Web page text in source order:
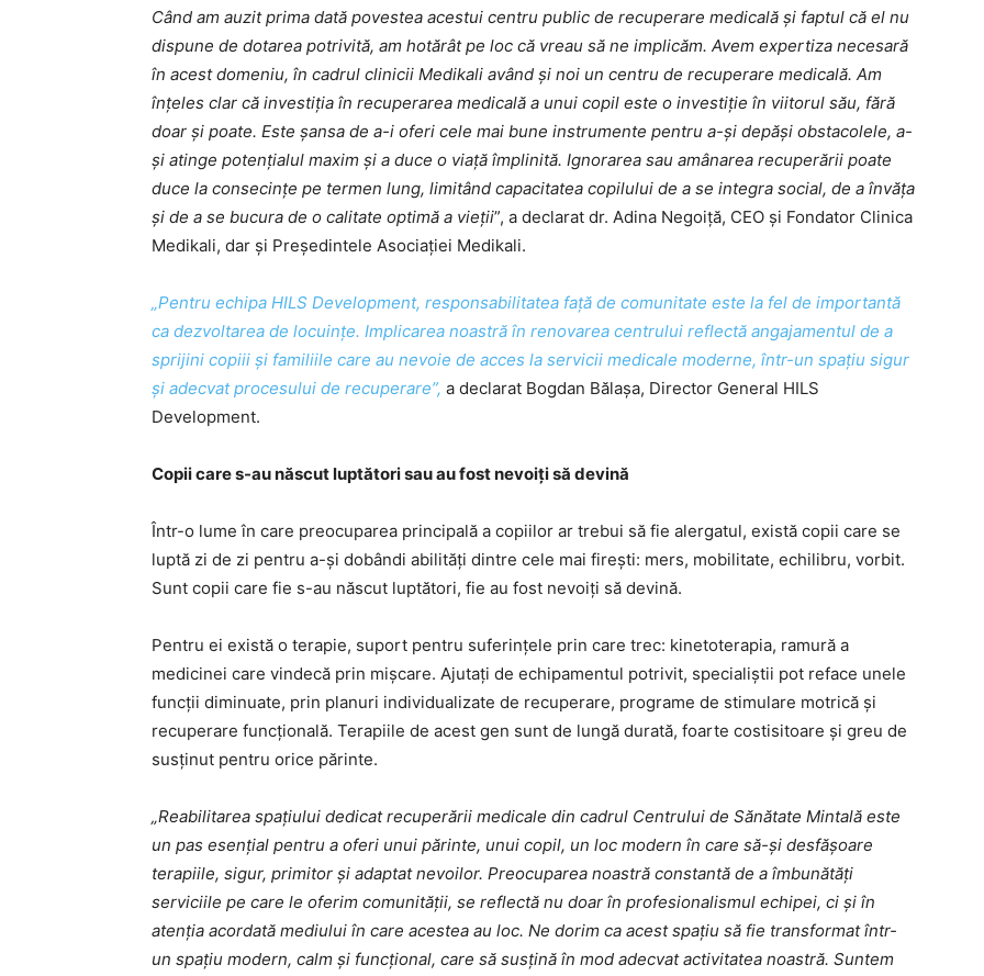
Când am auzit prima dată povestea acestui centru public de recuperare medicală și faptul că el nu
dispune de dotarea potrivită, am hotărât pe loc că vreau să ne implicăm. Avem expertiza necesară
în acest domeniu, în cadrul clinicii Medikali având și noi un centru de recuperare medicală. Am
înțeles clar că investiția în recuperarea medicală a unui copil este o investiție în viitorul său, fără
doar și poate. Este șansa de a-i oferi cele mai bune instrumente pentru a-și depăși obstacolele, a-
și atinge potențialul maxim și a duce o viață împlinită. Ignorarea sau amânarea recuperării poate
duce la consecințe pe termen lung, limitând capacitatea copilului de a se integra social, de a învăța
și de a se bucura de o calitate optimă a vieții”, a declarat dr. Adina Negoiță, CEO și Fondator Clinica
Medikali, dar și Președintele Asociației Medikali.
„Pentru echipa HILS Development, responsabilitatea față de comunitate este la fel de importantă
ca dezvoltarea de locuințe. Implicarea noastră în renovarea centrului reflectă angajamentul de a
sprijini copiii și familiile care au nevoie de acces la servicii medicale moderne, într-un spațiu sigur
și adecvat procesului de recuperare”, a declarat Bogdan Bălașa, Director General HILS
Development.
Copii care s-au născut luptători sau au fost nevoiți să devină
Într-o lume în care preocuparea principală a copiilor ar trebui să fie alergatul, există copii care se
luptă zi de zi pentru a-și dobândi abilități dintre cele mai firești: mers, mobilitate, echilibru, vorbit.
Sunt copii care fie s-au născut luptători, fie au fost nevoiți să devină.
Pentru ei există o terapie, suport pentru suferințele prin care trec: kinetoterapia, ramură a
medicinei care vindecă prin mișcare. Ajutați de echipamentul potrivit, specialiștii pot reface unele
funcții diminuate, prin planuri individualizate de recuperare, programe de stimulare motrică și
recuperare funcțională. Terapiile de acest gen sunt de lungă durată, foarte costisitoare și greu de
susținut pentru orice părinte.
„Reabilitarea spațiului dedicat recuperării medicale din cadrul Centrului de Sănătate Mintală este
un pas esențial pentru a oferi unui părinte, unui copil, un loc modern în care să-și desfășoare
terapiile, sigur, primitor și adaptat nevoilor. Preocuparea noastră constantă de a îmbunătăți
serviciile pe care le oferim comunității, se reflectă nu doar în profesionalismul echipei, ci și în
atenția acordată mediului în care acestea au loc. Ne dorim ca acest spațiu să fie transformat într-
un spațiu modern, calm și funcțional, care să susțină în mod adecvat activitatea noastră. Suntem